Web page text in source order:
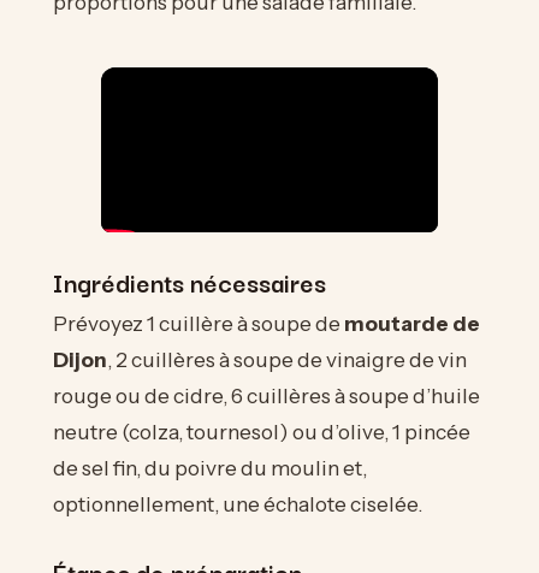
Ingrédients nécessaires
Prévoyez 1 cuillère à soupe de moutarde de
Dijon, 2 cuillères à soupe de vinaigre de vin
rouge ou de cidre, 6 cuillères à soupe d’huile
neutre (colza, tournesol) ou d’olive, 1 pincée
de sel fin, du poivre du moulin et,
optionnellement, une échalote ciselée.